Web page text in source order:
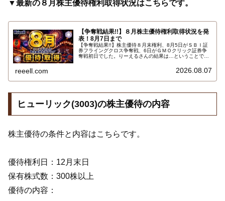
▼最新の８月株主優待権利取得状況はこちらです。
【争奪戦結果!!】８月株主優待権利取得状況を発
表！8月7日まで
【争奪戦結果!!】株主優待８月末権利、8月5日がＳＢＩ証
券フライングクロス争奪戦、6日がＧＭＯクリック証券争
奪戦初日でした。りーえるさんの結果は…ということで、
含む）を報告します。最新の取得状況はこちらです…
reeell.com 2026.08.07
ヒューリック(3003)の株主優待の内容
株主優待の条件と内容はこちらです。
優待権利日：12月末日
保有株式数：300株以上
優待の内容：